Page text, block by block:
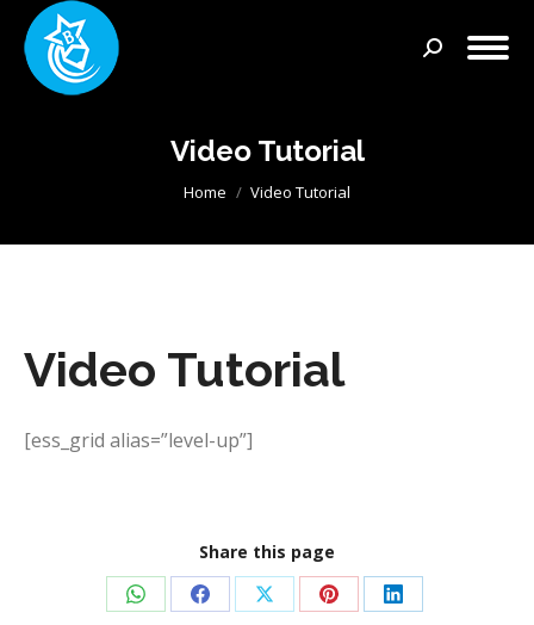
Search:
Video Tutorial
You are here:
Home Video Tutorial
Video Tutorial
[ess_grid alias=”level-up”]
Share this page
Share Share Share Share Share